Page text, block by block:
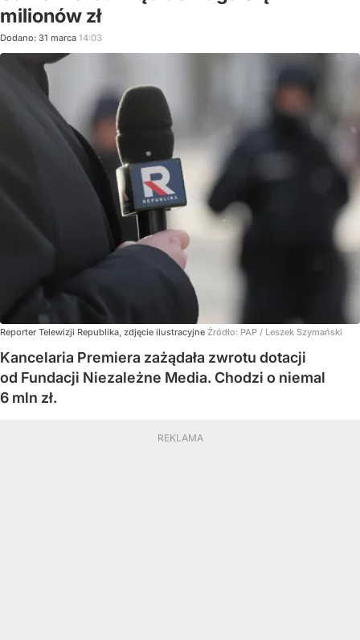
milionów zł
Dodano: 31 marca 14:03
Reporter Telewizji Republika, zdjęcie ilustracyjne Źródło: PAP / Leszek Szymański
Kancelaria Premiera zażądała zwrotu dotacji
od Fundacji Niezależne Media. Chodzi o niemal
6 mln zł.